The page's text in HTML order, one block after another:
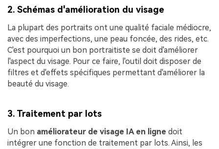
2. Schémas d'amélioration du visage
La plupart des portraits ont une qualité faciale médiocre,
avec des imperfections, une peau foncée, des rides, etc.
C'est pourquoi un bon portraitiste se doit d'améliorer
l'aspect du visage. Pour ce faire, l'outil doit disposer de
filtres et d'effets spécifiques permettant d'améliorer la
beauté du visage.
3. Traitement par lots
Un bon améliorateur de visage IA en ligne doit
intégrer une fonction de traitement par lots. Ainsi, les